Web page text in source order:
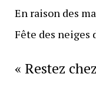
En raison des
Fête des neiges
« Restez